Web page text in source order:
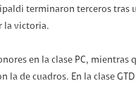
terminaron terceros tras
la victoria.
en la clase PC, mientras
de cuadros. En la clase